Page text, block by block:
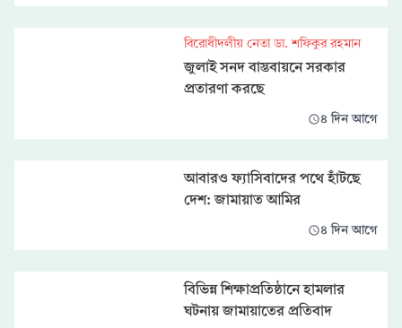
বিরোধীদলীয় নেতা ডা. শফিকুর রহমান
জুলাই সনদ বাস্তবায়নে সরকার
প্রতারণা করছে
৪ দিন আগে
আবারও ফ্যাসিবাদের পথে হাঁটছে
দেশ: জামায়াত আমির
৪ দিন আগে
বিভিন্ন শিক্ষাপ্রতিষ্ঠানে হামলার
ঘটনায় জামায়াতের প্রতিবাদ